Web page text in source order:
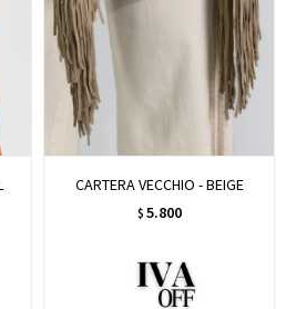
CARTERA VECCHIO - BEIGE
$ 5.800